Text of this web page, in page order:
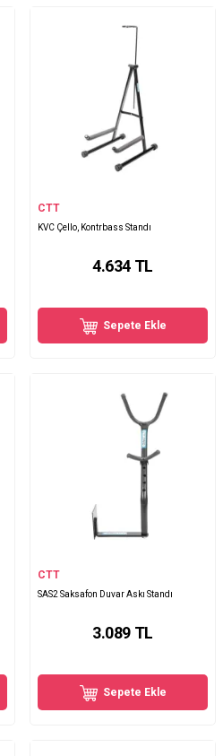
CTT
KVC Çello, Kontrbass Standı
4.634 TL
Sepete Ekle
CTT
SAS2 Saksafon Duvar Askı Standı
3.089 TL
Sepete Ekle